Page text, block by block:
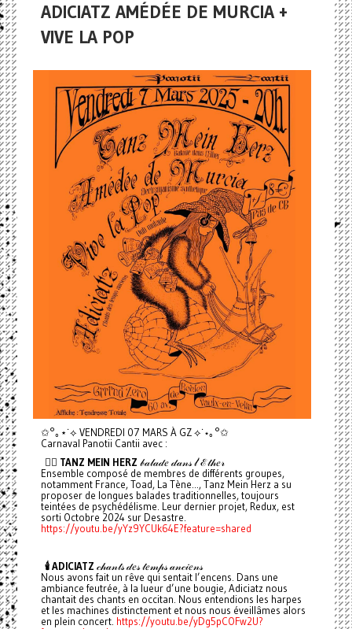
ADICIATZ AMÉDÉE DE MURCIA +
VIVE LA POP
✩°｡⋆˙⟡ VENDREDI 07 MARS À GZ ⟡˙⋆｡°✩
Carnaval Panotii Cantii avec :
❤️‍🔥 TANZ MEIN HERZ 𝒷𝒶𝓁𝒶𝒹𝑒 𝒹𝒶𝓃𝓈 𝓁’ℰ𝓉𝒽𝑒𝓇
Ensemble composé de membres de différents groupes,
notamment France, Toad, La Tène..., Tanz Mein Herz a su
proposer de longues balades traditionnelles, toujours
teintées de psychédélisme. Leur dernier projet, Redux, est
sorti Octobre 2024 sur Desastre.
https://youtu.be/yYz9YCUk64E?feature=shared
🕯️ ADICIATZ 𝒸𝒽𝒶𝓃𝓉𝓈 𝒹𝑒𝓈 𝓉𝑒𝓂𝓅𝓈 𝒶𝓃𝒸𝒾𝑒𝓃𝓈
Nous avons fait un rêve qui sentait l’encens. Dans une
ambiance feutrée, à la lueur d’une bougie, Adiciatz nous
chantait des chants en occitan. Nous entendions les harpes
et les machines distinctement et nous nous éveillâmes alors
en plein concert. https://youtu.be/yDg5pCOFw2U?